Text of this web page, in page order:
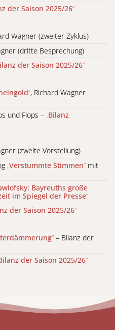
der Saison 2025/26“
Wagner (zweiter Zyklus)
(dritte Besprechung)
der Saison 2025/26“
“, Richard Wagner
und Flops – „Bilanz
(zweite Vorstellung)
„Verstummte Stimmen“ mit
Bayreuths große
im Spiegel der Presse“
der Saison 2025/26“
“ – Bilanz der
der Saison 2025/26“